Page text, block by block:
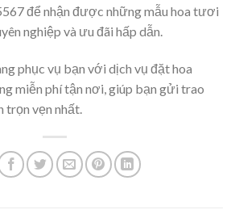
để nhận được những mẫu hoa tươi
nghiệp và ưu đãi hấp dẫn.
phục vụ bạn với dịch vụ đặt hoa
miễn phí tận nơi, giúp bạn gửi trao
trọn vẹn nhất.